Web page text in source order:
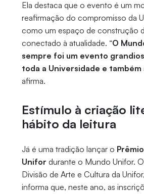
Ela destaca que o evento é um
reafirmação do compromisso da
como um espaço de construção
conectado à atualidade. “O
sempre foi um evento
toda a Universidade e também
afirma.
Estímulo à criação
hábito da leitura
Já é uma tradição lançar o
Unifor durante o Mundo Unifor.
Divisão de Arte e Cultura da Unifor,
informa que, neste ano, as